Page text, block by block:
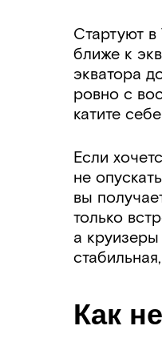
Стартуют
ближе к
экватора
ровно с
катите
Если
не
вы
только
а
Как